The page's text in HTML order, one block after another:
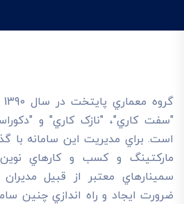
"سفت کاري"، "نازک کاري" و
است. براي مديريت اين سامانه با
سمينارهاي معتبر از قبيل
ضرورت ايجاد و راه اندازي چنين